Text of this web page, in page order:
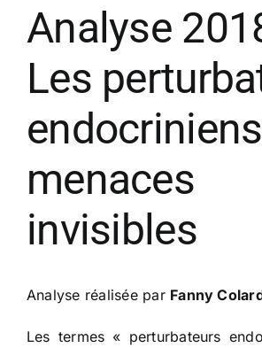
Analyse
Les
menaces
invisibles
Analyse réalisée par Fanny
Les termes « perturbateurs